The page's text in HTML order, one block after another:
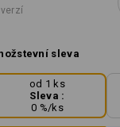
sleva
od 1 ks
Sleva :
0 %/ks